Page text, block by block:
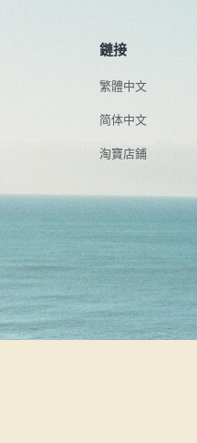
鏈接
繁體中文
简体中文
淘寶店鋪